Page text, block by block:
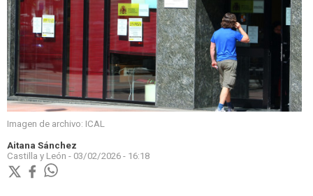
Imagen de archivo: ICAL
Aitana Sánchez
Castilla y León - 03/02/2026 - 16:18